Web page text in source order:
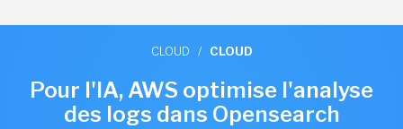
CLOUD / CLOUD
Pour l'IA, AWS optimise l'analyse
des logs dans Opensearch